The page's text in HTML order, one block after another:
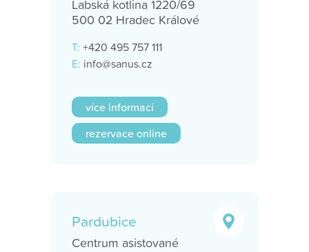
Labská kotlina 1220/69
500 02 Hradec Králové
T: +420 495 757 111
E: info@sanus.cz
více informací
rezervace online
Pardubice
Centrum asistované